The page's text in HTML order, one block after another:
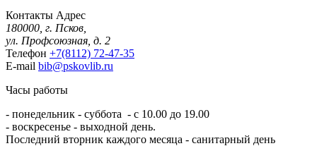
Контакты Адрес
180000, г. Псков,
ул. Профсоюзная, д. 2
Телефон +7(8112) 72-47-35
E-mail bib@pskovlib.ru
Часы работы
- понедельник - суббота - с 10.00 до 19.00
- воскресенье - выходной день.
Последний вторник каждого месяца - санитарный день